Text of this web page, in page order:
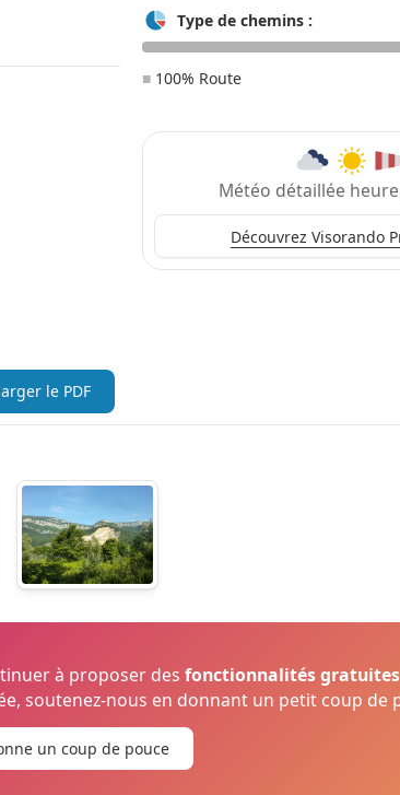
Type de chemins :
■ 100% Route
Météo détaillée
Découvrez Visorando
le PDF
à proposer desfonctionnalités
soutenez-nous en donnant un petit coup de
un coup de pouce